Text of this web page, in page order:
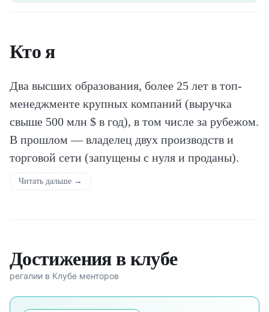
Кто я
Два высших образования, более 25 лет в топ-
менеджменте крупных компаний (выручка
свыше 500 млн $ в год), в том числе за рубежом.
В прошлом — владелец двух производств и
торговой сети (запущены с нуля и проданы).
Антикризисный управляющий и CEO для
бизнесов с выручкой от 1 до 10 млрд ₽.
подготовки к приватизации до M&A,
цифровизации и выхода на экспорт:
— АО «Бамстроймеханизация» (независимый
Читать дальше →
Достижения в клубе
регалии в Клубе менторов